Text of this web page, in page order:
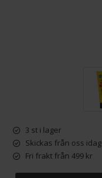
3 st i lager
Skickas från oss idag
Fri frakt från 499 kr